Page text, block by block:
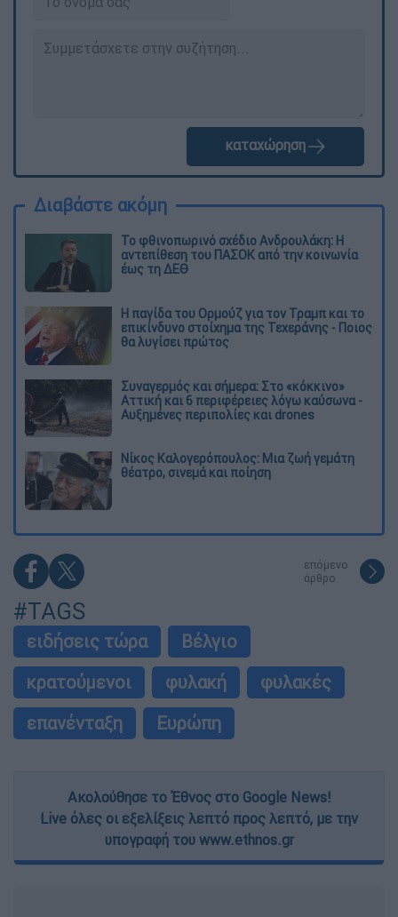
καταχώρηση
Διαβάστε ακόμη
Το φθινοπωρινό σχέδιο Ανδρουλάκη: Η
αντεπίθεση του ΠΑΣΟΚ από την κοινωνία
έως τη ΔΕΘ
Η παγίδα του Ορμούζ για τον Τραμπ και το
επικίνδυνο στοίχημα της Τεχεράνης - Ποιος
θα λυγίσει πρώτος
Συναγερμός και σήμερα: Στο «κόκκινο»
Αττική και 6 περιφέρειες λόγω καύσωνα -
Αυξημένες περιπολίες και drones
Νίκος Καλογερόπουλος: Μια ζωή γεμάτη
θέατρο, σινεμά και ποίηση
επόμενο
άρθρο
#TAGS
ειδήσεις τώρα
Βέλγιο
κρατούμενοι
φυλακή
φυλακές
επανένταξη
Ευρώπη
Ακολούθησε το Έθνος στο Google News!
Live όλες οι εξελίξεις λεπτό προς λεπτό, με την
υπογραφή του www.ethnos.gr